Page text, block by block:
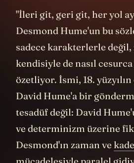
başlıyor. Zaman artık
gitmiyor, paralel
Artık o bilimsel bir olgudan
deneyiminin çok katmanlı
anlatmak için bir araç.
23 Kolektif
Deneyiminin